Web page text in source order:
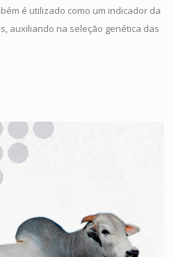
é utilizado como um indicador da
auxiliando na seleção genética das